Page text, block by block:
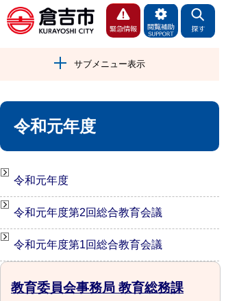
サブメニュー表示
令和元年度
令和元年度
令和元年度第2回総合教育会議
令和元年度第1回総合教育会議
教育委員会事務局 教育総務課